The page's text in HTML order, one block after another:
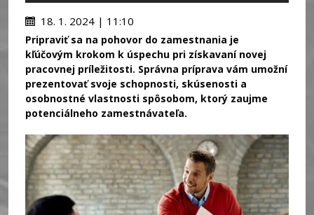
18. 1. 2024 | 11:10
Pripraviť sa na pohovor do zamestnania je
kľúčovým krokom k úspechu pri získavaní novej
pracovnej príležitosti. Správna príprava vám umožní
prezentovať svoje schopnosti, skúsenosti a
osobnostné vlastnosti spôsobom, ktorý zaujme
potenciálneho zamestnávateľa.